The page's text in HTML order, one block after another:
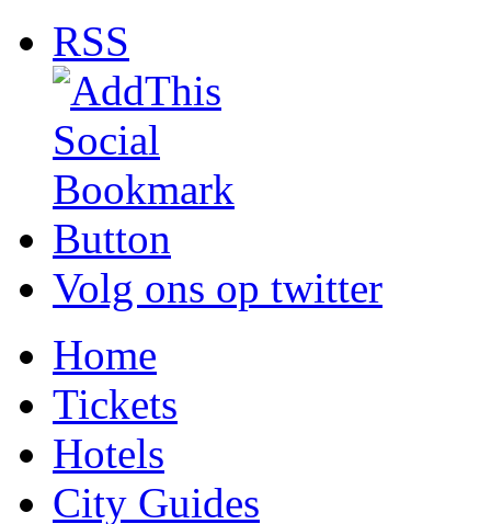
RSS
Volg ons op twitter
Home
Tickets
Hotels
City Guides